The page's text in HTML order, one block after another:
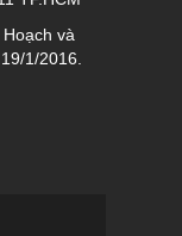
và
1/2016.